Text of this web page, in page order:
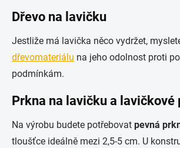
Dřevo na lavičku
Jestliže má lavička něco vydržet,
dřevomateriálu na jeho odolnost proti
podmínkám.
Prkna na lavičku a lavičkové
Na výrobu budete potřebovat pevná
tloušťce ideálně mezi 2,5-5 cm. U